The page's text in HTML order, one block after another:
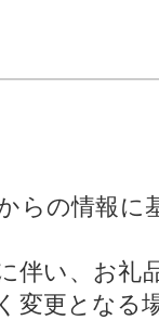
らの情報に
伴い、お礼
変更となる